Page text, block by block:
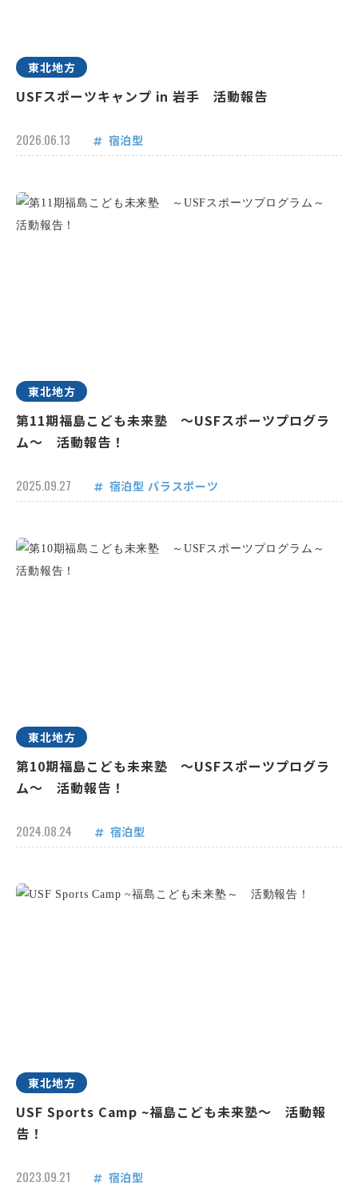
東北地方
USFスポーツキャンプ in 岩手 活動報告
2026.06.13 宿泊型
東北地方
第11期福島こども未来塾 ～USFスポーツプログラ
ム～ 活動報告！
2025.09.27 宿泊型 パラスポーツ
東北地方
第10期福島こども未来塾 ～USFスポーツプログラ
ム～ 活動報告！
2024.08.24 宿泊型
東北地方
USF Sports Camp ~福島こども未来塾～ 活動報
告！
2023.09.21 宿泊型